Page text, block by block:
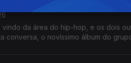
vindo da área do hip-hop, e os dois
conversa, o novíssimo álbum do